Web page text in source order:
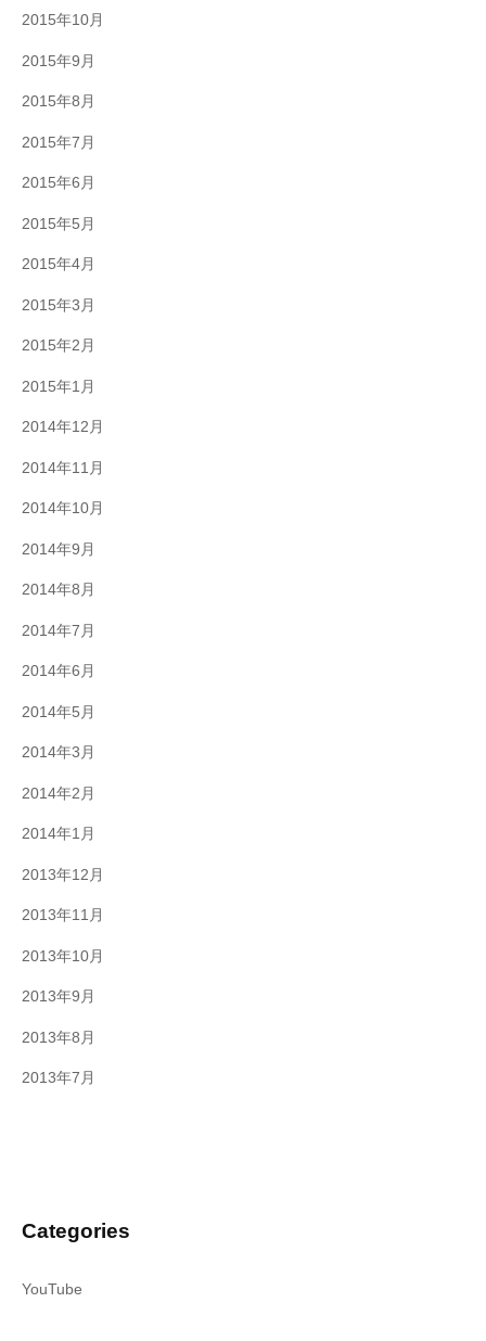
2015年10月
2015年9月
2015年8月
2015年7月
2015年6月
2015年5月
2015年4月
2015年3月
2015年2月
2015年1月
2014年12月
2014年11月
2014年10月
2014年9月
2014年8月
2014年7月
2014年6月
2014年5月
2014年3月
2014年2月
2014年1月
2013年12月
2013年11月
2013年10月
2013年9月
2013年8月
2013年7月
Categories
YouTube